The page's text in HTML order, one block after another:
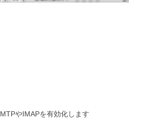
やIMAPを有効化します